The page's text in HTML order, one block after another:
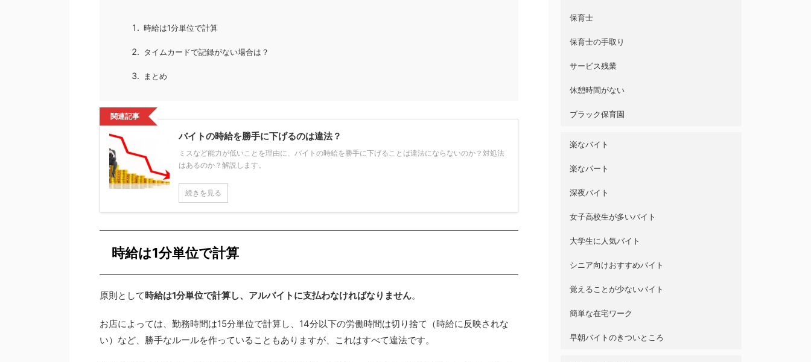
時給は1分単位で計算
タイムカードで記録がない場合は？
まとめ
関連記事
バイトの時給を勝手に下げるのは違法？
ミスなど能力が低いことを理由に、バイトの時給を勝手に下げることは違法にならないのか？対処法
はあるのか？解説します。
続きを見る
時給は1分単位で計算
原則として時給は1分単位で計算し、アルバイトに支払わなければなりません。
お店によっては、勤務時間は15分単位で計算し、14分以下の労働時間は切り捨て（時給に反映されな
い）など、勝手なルールを作っていることもありますが、これはすべて違法です。
保育士
保育士の手取り
サービス残業
休憩時間がない
ブラック保育園
楽なバイト
楽なパート
深夜バイト
女子高校生が多いバイト
大学生に人気バイト
シニア向けおすすめバイト
覚えることが少ないバイト
簡単な在宅ワーク
早朝バイトのきついところ